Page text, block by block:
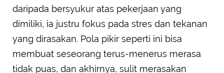
daripada bersyukur atas pekerjaan yang
dimiliki, ia justru fokus pada stres dan tekanan
yang dirasakan. Pola pikir seperti ini bisa
membuat seseorang terus-menerus merasa
tidak puas, dan akhirnya, sulit merasakan